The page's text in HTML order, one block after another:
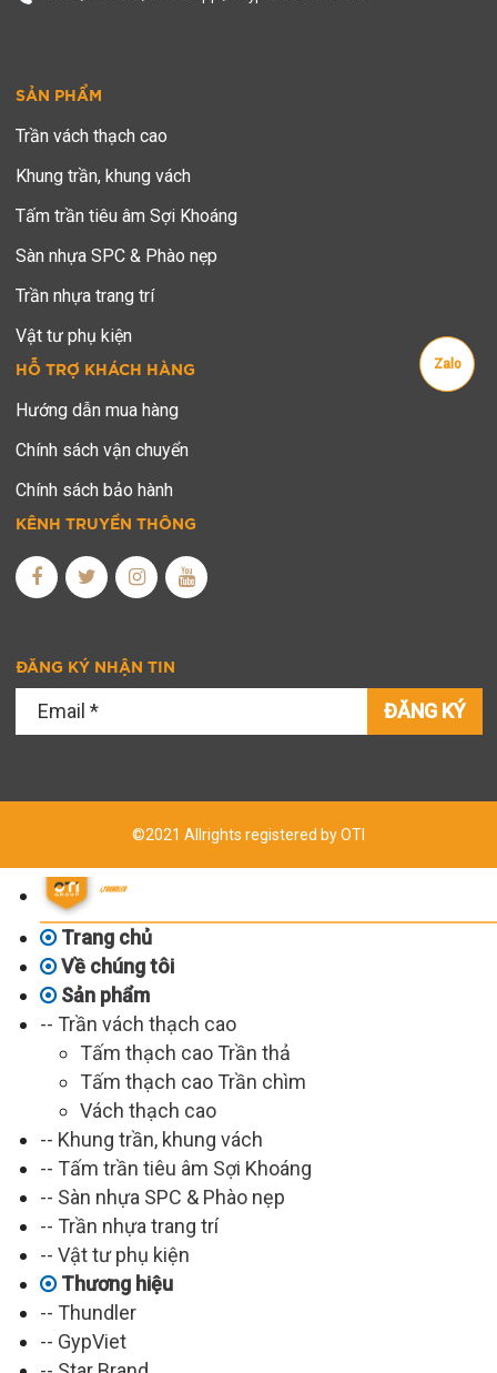
Zalo
SẢN PHẨM
Trần vách thạch cao
Khung trần, khung vách
Tấm trần tiêu âm Sợi Khoáng
Sàn nhựa SPC & Phào nẹp
Trần nhựa trang trí
Vật tư phụ kiện
HỖ TRỢ KHÁCH HÀNG
Hướng dẫn mua hàng
Chính sách vận chuyển
Chính sách bảo hành
KÊNH TRUYỀN THÔNG
ĐĂNG KÝ NHẬN TIN
ĐĂNG KÝ
©2021 Allrights registered by OTI
Trang chủ
Về chúng tôi
Sản phẩm
-- Trần vách thạch cao
Tấm thạch cao Trần thả
Tấm thạch cao Trần chìm
Vách thạch cao
-- Khung trần, khung vách
-- Tấm trần tiêu âm Sợi Khoáng
-- Sàn nhựa SPC & Phào nẹp
-- Trần nhựa trang trí
-- Vật tư phụ kiện
Thương hiệu
-- Thundler
-- GypViet